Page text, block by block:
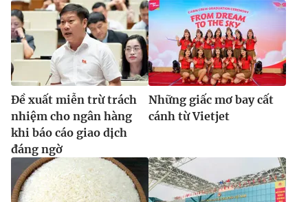
Đề xuất miễn trừ trách
nhiệm cho ngân hàng
khi báo cáo giao dịch
đáng ngờ
Những giấc mơ bay cất
cánh từ Vietjet